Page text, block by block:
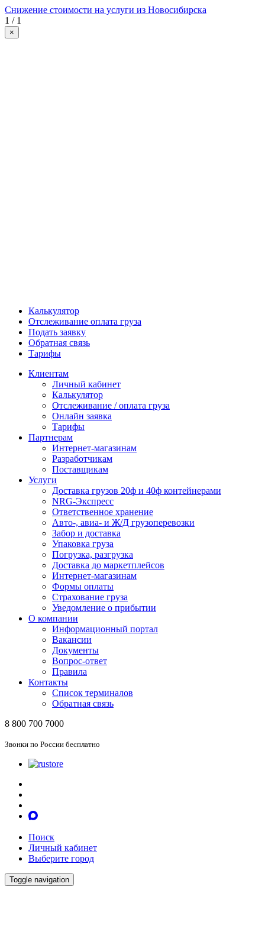
Снижение стоимости на услуги из Новосибирска
1 / 1
×
Калькулятор
Отслеживание оплата груза
Подать заявку
Обратная связь
Тарифы
Клиентам
Личный кабинет
Калькулятор
Отслеживание / оплата груза
Онлайн заявка
Тарифы
Партнерам
Интернет-магазинам
Разработчикам
Поставщикам
Услуги
Доставка грузов 20ф и 40ф контейнерами
NRG-Экспресс
Ответственное хранение
Авто-, авиа- и Ж/Д грузоперевозки
Забор и доставка
Упаковка груза
Погрузка, разгрузка
Доставка до маркетплейсов
Интернет-магазинам
Формы оплаты
Страхование груза
Уведомление о прибытии
О компании
Информационный портал
Вакансии
Документы
Вопрос-ответ
Правила
Контакты
Список терминалов
Обратная связь
8 800 700 7000
Звонки по России бесплатно
Поиск
Личный кабинет
Выберите город
Toggle navigation